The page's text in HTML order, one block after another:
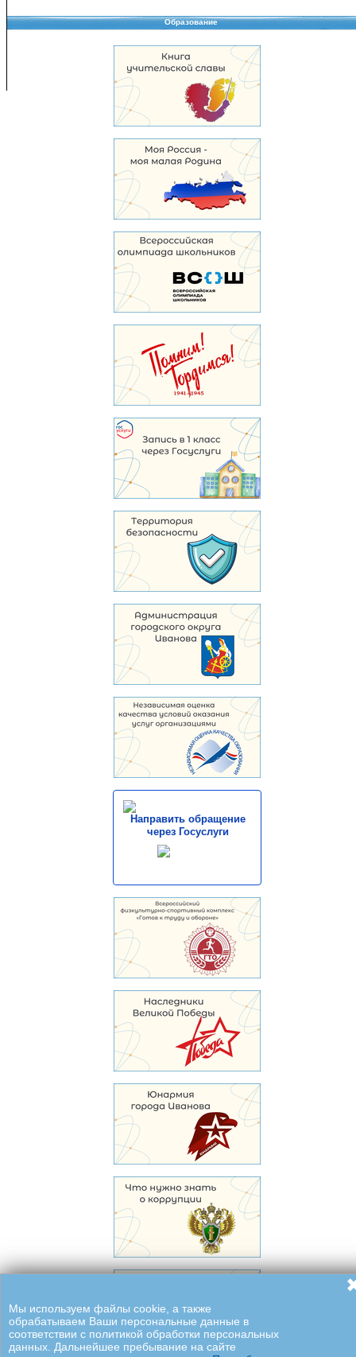
Образование
Направить обращение
через Госуслуги
Copyright © 2008-2026 Управление образования
Перепечатка и использование материалов возможны только с разрешения
образования.
103,958,393 уникальных посетителей
Мы используем файлы cookie, а также
обрабатываем Ваши персональные данные в
соответствии с политикой обработки персональных
данных. Дальнейшее пребывание на сайте